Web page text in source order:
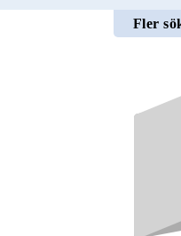
Fler